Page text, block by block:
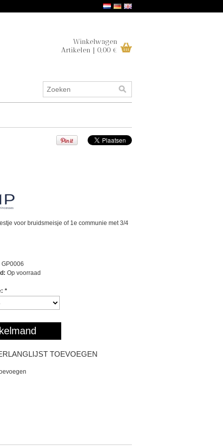
Winkelwagen
Artikelen | 0,00 €
voor bruidsmeisje of 1e communie met 3/4
GP0006
Op voorraad
*
TOEVOEGEN